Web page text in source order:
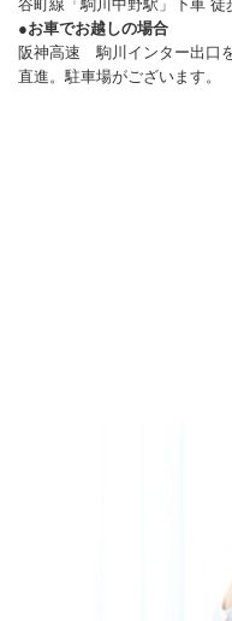
谷町線「駒川中野駅」下車 徒
●お車でお越しの場合
阪神高速 駒川インター出口
直進。駐車場がございます。